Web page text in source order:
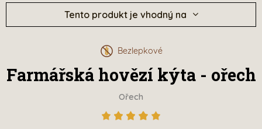
Tento produkt je vhodný na
Bezlepkové
Farmářská hovězí kýta - ořech
Ořech